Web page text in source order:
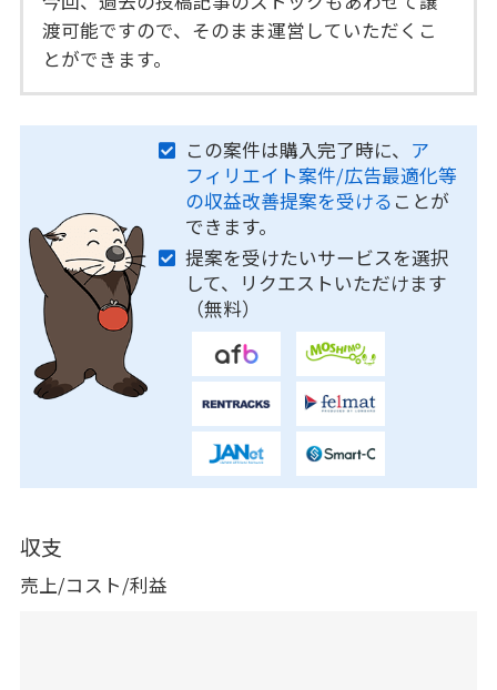
渡可能ですので、そのまま運営していただくこ
とができます。
この案件は購入完了時に、 ア
フィリエイト案件/広告最適化等
の収益改善提案を受ける ことが
できます。
提案を受けたいサービスを選択
して、リクエストいただけます
（無料）
収支
売上/コスト/利益